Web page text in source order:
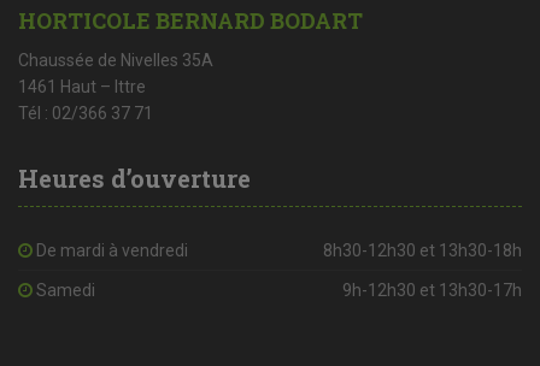
HORTICOLE BERNARD BODART
Chaussée de Nivelles 35A
1461 Haut – Ittre
Tél : 02/366 37 71
Heures d’ouverture
De mardi à vendredi 8h30-12h30 et 13h30-18h
Samedi 9h-12h30 et 13h30-17h